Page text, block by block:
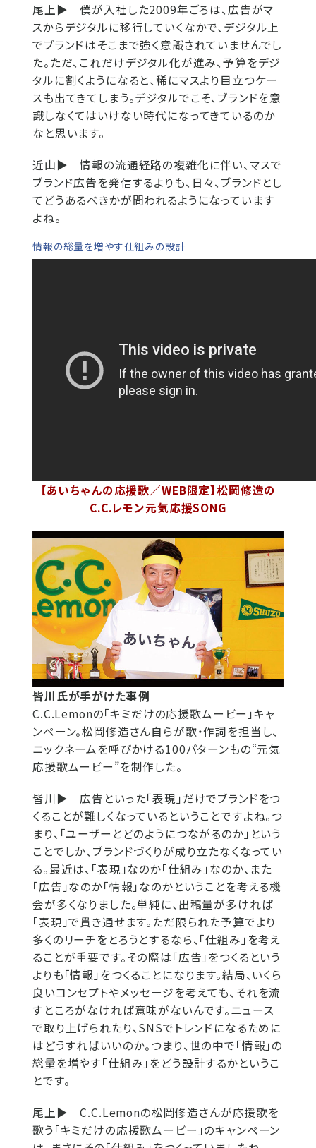
尾上▶ 僕が入社した2009年ごろは、広告がマ
スからデジタルに移行していくなかで、デジタル上
でブランドはそこまで強く意識されていませんでし
た。ただ、これだけデジタル化が進み、予算をデジ
タルに割くようになると、稀にマスより目立つケー
スも出てきてしまう。デジタルでこそ、ブランドを意
識しなくてはいけない時代になってきているのか
なと思います。
近山▶ 情報の流通経路の複雑化に伴い、マスで
ブランド広告を発信するよりも、日々、ブランドとし
てどうあるべきかが問われるようになっています
よね。
情報の総量を増やす仕組みの設計
【あいちゃんの応援歌／WEB限定】松岡修造の
C.C.レモン元気応援SONG
皆川氏が手がけた事例
C.C.Lemonの「キミだけの応援歌ムービー」キャ
ンペーン。松岡修造さん自らが歌・作詞を担当し、
ニックネームを呼びかける100パターンもの“元気
応援歌ムービー”を制作した。
皆川▶ 広告といった「表現」だけでブランドをつ
くることが難しくなっているということですよね。つ
まり、「ユーザーとどのようにつながるのか」という
ことでしか、ブランドづくりが成り立たなくなってい
る。最近は、「表現」なのか「仕組み」なのか、また
「広告」なのか「情報」なのかということを考える機
会が多くなりました。単純に、出稿量が多ければ
「表現」で貫き通せます。ただ限られた予算でより
多くのリーチをとろうとするなら、「仕組み」を考え
ることが重要です。その際は「広告」をつくるという
よりも「情報」をつくることになります。結局、いくら
良いコンセプトやメッセージを考えても、それを流
すところがなければ意味がないんです。ニュース
で取り上げられたり、SNSでトレンドになるために
はどうすればいいのか。つまり、世の中で「情報」の
総量を増やす「仕組み」をどう設計するかというこ
とです。
尾上▶ C.C.Lemonの松岡修造さんが応援歌を
歌う「キミだけの応援歌ムービー」のキャンペーン